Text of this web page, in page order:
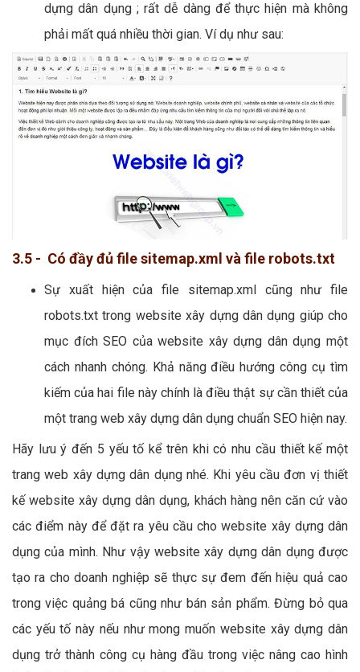
dựng dân dụng ; rất dễ dàng để thực hiện mà không
phải mất quá nhiều thời gian. Ví dụ như sau:
3.5 - Có đầy đủ file sitemap.xml và file robots.txt
Sự xuất hiện của file sitemap.xml cũng như file
robots.txt trong website xây dựng dân dụng giúp cho
mục đích SEO của website xây dựng dân dụng một
cách nhanh chóng. Khả năng điều hướng công cụ tìm
kiếm của hai file này chính là điều thật sự cần thiết của
một trang web xây dựng dân dụng chuẩn SEO hiện nay.
Hãy lưu ý đến 5 yếu tố kể trên khi có nhu cầu thiết kế một
trang web xây dựng dân dụng nhé. Khi yêu cầu đơn vị thiết
kế website xây dựng dân dụng, khách hàng nên căn cứ vào
các điểm này để đặt ra yêu cầu cho website xây dựng dân
dụng của mình. Như vậy website xây dựng dân dụng được
tạo ra cho doanh nghiệp sẽ thực sự đem đến hiệu quả cao
trong việc quảng bá cũng như bán sản phẩm. Đừng bỏ qua
các yếu tố này nếu như mong muốn website xây dựng dân
dụng trở thành công cụ hàng đầu trong việc nâng cao hình